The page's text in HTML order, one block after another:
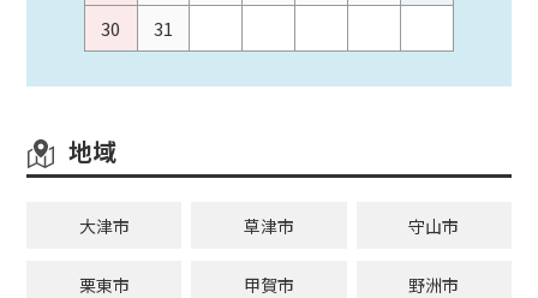
30
31
地域
大津市 草津市 守山市
栗東市 甲賀市 野洲市